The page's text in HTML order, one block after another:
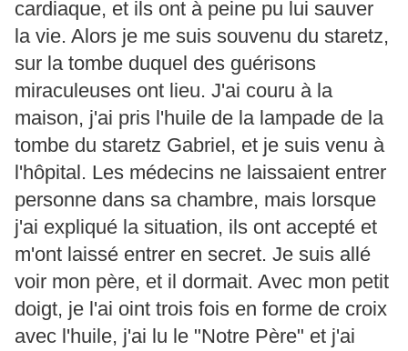
cardiaque, et ils ont à peine pu lui sauver
la vie. Alors je me suis souvenu du staretz,
sur la tombe duquel des guérisons
miraculeuses ont lieu. J'ai couru à la
maison, j'ai pris l'huile de la lampade de la
tombe du staretz Gabriel, et je suis venu à
l'hôpital. Les médecins ne laissaient entrer
personne dans sa chambre, mais lorsque
j'ai expliqué la situation, ils ont accepté et
m'ont laissé entrer en secret. Je suis allé
voir mon père, et il dormait. Avec mon petit
doigt, je l'ai oint trois fois en forme de croix
avec l'huile, j'ai lu le "Notre Père" et j'ai